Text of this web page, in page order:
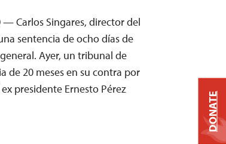
— Carlos Singares, director del
sentencia de ocho días de
Ayer, un tribunal de
de 20 meses en su contra por
presidente Ernesto Pérez
DONATE